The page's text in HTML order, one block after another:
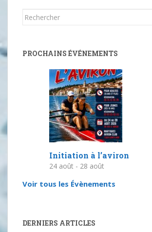
Rechercher...
PROCHAINS ÉVÉNEMENTS
Initiation à l’aviron
24 août - 28 août
Voir tous les Évènements
DERNIERS ARTICLES